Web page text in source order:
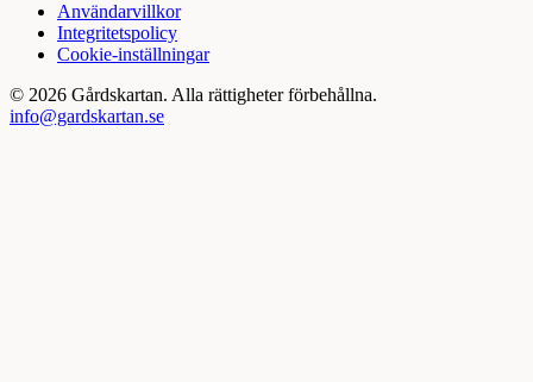
Användarvillkor
Integritetspolicy
Cookie-inställningar
© 2026 Gårdskartan. Alla rättigheter förbehållna.
info@gardskartan.se